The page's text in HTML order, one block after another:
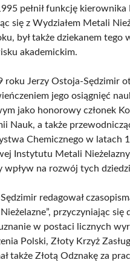
pełnił funkcję
się z Wydziałem Metali
był także dziekanem tego
akademickim.
roku Jerzy Ostoja-Sędzimir
jego osiągnięć
jako honorowy członek
Nauk, a także
Chemicznego w latach
Instytutu Metali
wpływ na rozwój tych
redagował
przyczyniając
w postaci licznych
Polski, Złoty Krzyż
także Złotą Odznakę za